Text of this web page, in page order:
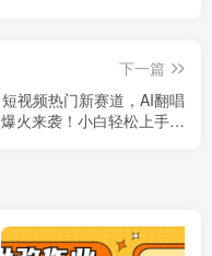
下一篇
短视频热门新赛道，AI翻唱
爆火来袭！小白轻松上手，